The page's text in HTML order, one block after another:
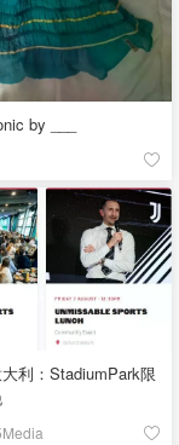
by ___
利：StadiumPark限